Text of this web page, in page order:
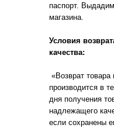
паспорт.
магазина.
Условия
качества:
«Возврат
производится в
дня получения
надлежащего
если сохранены